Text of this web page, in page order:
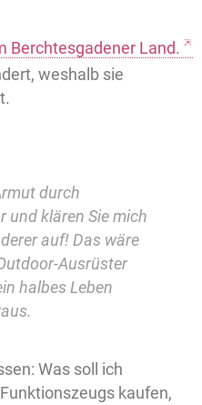
Berchtesgadener Land.
weshalb sie
durch
und klären Sie mich
auf! Das wäre
Ausrüster
halbes Leben
Was soll ich
kaufen,